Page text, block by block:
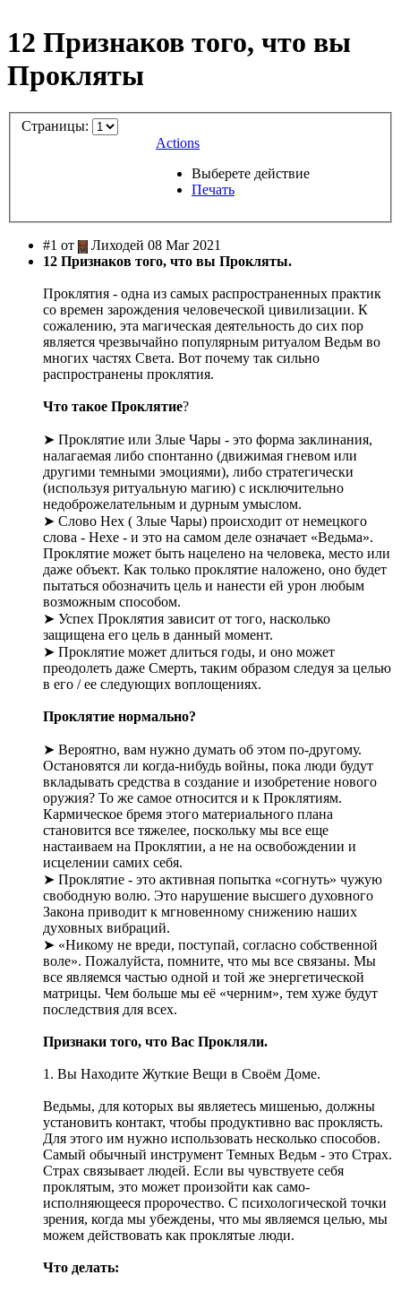
12 Признаков того, что вы
Прокляты
Страницы:
Actions
Выберете действие
Печать
#1 от
Лиходей 08 Mar 2021
12 Признаков того, что вы Прокляты.
Проклятия - одна из самых распространенных практик
со времен зарождения человеческой цивилизации. К
сожалению, эта магическая деятельность до сих пор
является чрезвычайно популярным ритуалом Ведьм во
многих частях Света. Вот почему так сильно
распространены проклятия.
Что такое Проклятие?
➤ Проклятие или Злые Чары - это форма заклинания,
налагаемая либо спонтанно (движимая гневом или
другими темными эмоциями), либо стратегически
(используя ритуальную магию) с исключительно
недоброжелательным и дурным умыслом.
➤ Слово Hex ( Злые Чары) происходит от немецкого
слова - Hexe - и это на самом деле означает «Ведьма».
Проклятие может быть нацелено на человека, место или
даже объект. Как только проклятие наложено, оно будет
пытаться обозначить цель и нанести ей урон любым
возможным способом.
➤ Успех Проклятия зависит от того, насколько
защищена его цель в данный момент.
➤ Проклятие может длиться годы, и оно может
преодолеть даже Смерть, таким образом следуя за целью
в его / ее следующих воплощениях.
Проклятие нормально?
➤ Вероятно, вам нужно думать об этом по-другому.
Остановятся ли когда-нибудь войны, пока люди будут
вкладывать средства в создание и изобретение нового
оружия? То же самое относится и к Проклятиям.
Кармическое бремя этого материального плана
становится все тяжелее, поскольку мы все еще
настаиваем на Проклятии, а не на освобождении и
исцелении самих себя.
➤ Проклятие - это активная попытка «согнуть» чужую
свободную волю. Это нарушение высшего духовного
Закона приводит к мгновенному снижению наших
духовных вибраций.
➤ «Никому не вреди, поступай, согласно собственной
воле». Пожалуйста, помните, что мы все связаны. Мы
все являемся частью одной и той же энергетической
матрицы. Чем больше мы её «черним», тем хуже будут
последствия для всех.
Признаки того, что Вас Прокляли.
1. Вы Находите Жуткие Вещи в Своём Доме.
Ведьмы, для которых вы являетесь мишенью, должны
установить контакт, чтобы продуктивно вас проклясть.
Для этого им нужно использовать несколько способов.
Самый обычный инструмент Темных Ведьм - это Страх.
Страх связывает людей. Если вы чувствуете себя
проклятым, это может произойти как само-
исполняющееся пророчество. С психологической точки
зрения, когда мы убеждены, что мы являемся целью, мы
можем действовать как проклятые люди.
Что делать: